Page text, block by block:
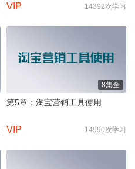
VIP 14392次学习
8集全
第5章：淘宝营销工具使用
VIP 14990次学习